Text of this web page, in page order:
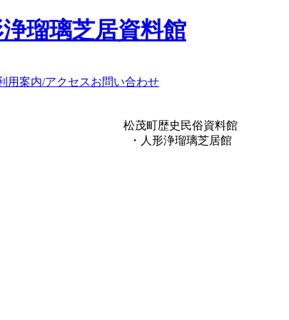
瑠璃芝居資料館
用案内/アクセスお問い合わせ
松茂町歴史民俗資料館
・人形浄瑠璃芝居館